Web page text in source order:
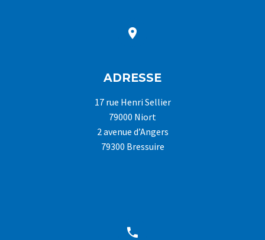


ADRESSE
17 rue Henri Sellier
79000 Niort
2 avenue d’Angers
79300 Bressuire

